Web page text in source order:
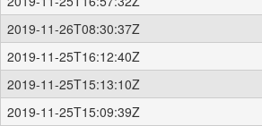
2019-11-26T08:30:37Z
2019-11-25T16:12:40Z
2019-11-25T15:13:10Z
2019-11-25T15:09:39Z